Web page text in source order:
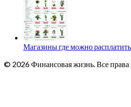
Магазины где можно
© 2026 Финансовая жизнь. Все